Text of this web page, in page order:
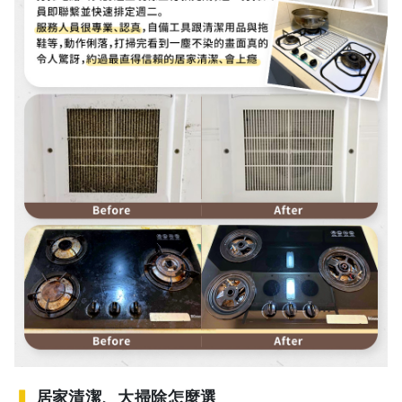
▍ 居家清潔、大掃除怎麼選